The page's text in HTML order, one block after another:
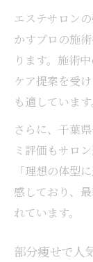
エステサロン
かすプロの施
ります。施術
ケア提案を受
も適しています
さらに、千葉
ミ評価もサロ
「理想の体型
感しており、
れています。
部分痩せで人